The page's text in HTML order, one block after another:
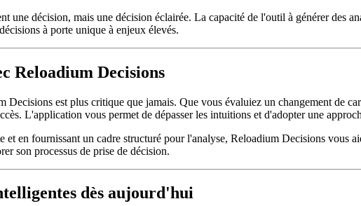
une décision, mais une décision éclairée. La capacité de l'outil à générer des
à porte unique à enjeux élevés.
Reloadium Decisions
est plus critique que jamais. Que vous évaluiez un changement de
L'application vous permet de dépasser les intuitions et d'adopter une
en fournissant un cadre structuré pour l'analyse, Reloadium Decisions vous
son processus de prise de décision.
dès aujourd'hui